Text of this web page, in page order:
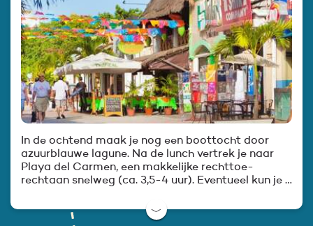
In de ochtend maak je nog een boottocht door
azuurblauwe lagune. Na de lunch vertrek je naar
Playa del Carmen, een makkelijke rechttoe-
rechtaan snelweg (ca. 3,5-4 uur). Eventueel kun je …
﹀